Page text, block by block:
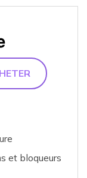
et bloqueurs